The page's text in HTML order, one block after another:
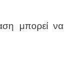
μπορεί να